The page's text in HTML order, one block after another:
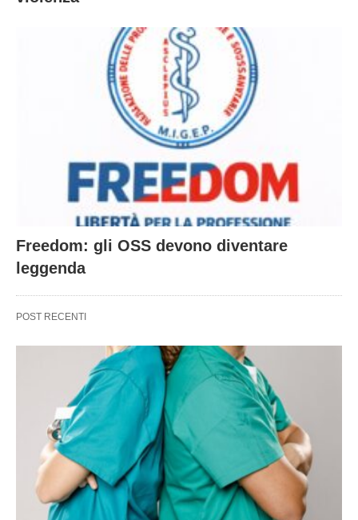
Freedom: gli OSS devono diventare
leggenda
POST RECENTI